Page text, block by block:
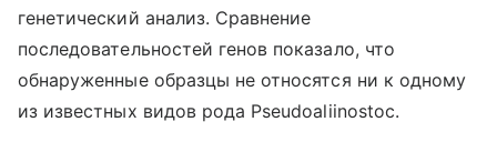
генетический анализ. Сравнение
последовательностей генов показало, что
обнаруженные образцы не относятся ни к одному
из известных видов рода Pseudoaliinostoc.